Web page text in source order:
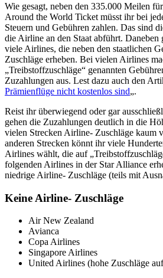
Wie gesagt, neben den 335.000 Meilen
Around the World Ticket müsst ihr bei
Steuern und Gebühren zahlen. Das sind
die Airline an den Staat abführt. Daneben
viele Airlines, die neben den staatlichen
Zuschläge erheben. Bei vielen Airlines
„Treibstoffzuschläge“ genannten
Zuzahlungen aus. Lest dazu auch den
Prämienflüge nicht kostenlos sind„.
Reist ihr überwiegend oder gar
gehen die Zuzahlungen deutlich in die
vielen Strecken Airline- Zuschläge kaum
anderen Strecken könnt ihr viele
Airlines wählt, die auf
folgenden Airlines in der Star Alliance
niedrige Airline- Zuschläge (teils mit
Keine Airline- Zuschläge
Air New Zealand
Avianca
Copa Airlines
Singapore Airlines
United Airlines (hohe Zuschläge